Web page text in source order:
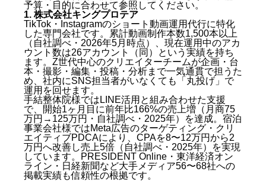
予算・目的に合わせて参照してください。
1. 株式会社キングプロテア
TikTok・Instagramのショート動画運用代行に特化
した専門会社です。累計動画制作本数1,500本以上
（自社調べ・2026年5月時点）、現在運用中のアカ
ウント数は26アカウント（同）という実績を持ち
ます。Z世代中心のクリエイターチームが企画・台
本・撮影・編集・投稿・分析まで一気通貫で担うた
め、社内にSNS担当者がいなくても「丸投げ」で
運用を回せます。
手結整体院様ではLINE活用と組み合わせた支援
で、開始1ヶ月目に前年比166%の売上増（月商75
万円→125万円・自社調べ・2025年）を達成。宿泊
事業会社様ではMeta広告のターゲティング・クリ
エイティブPDCAにより、CPAを8〜12万円から2
万円へ改善し売上5倍（自社調べ・2025年）を実現
しています。PRESIDENT Online・東洋経済オン
ライン・日経新聞など大手メディア56〜68社への
掲載実績も信頼性の根拠です。